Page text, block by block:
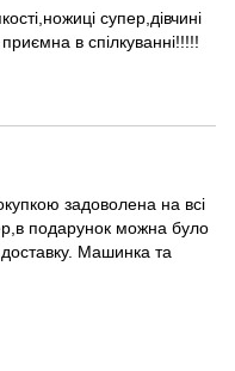
супер,дівчині
в спілкуванні!!!!!
задоволена на всі
подарунок можна було
Машинка та